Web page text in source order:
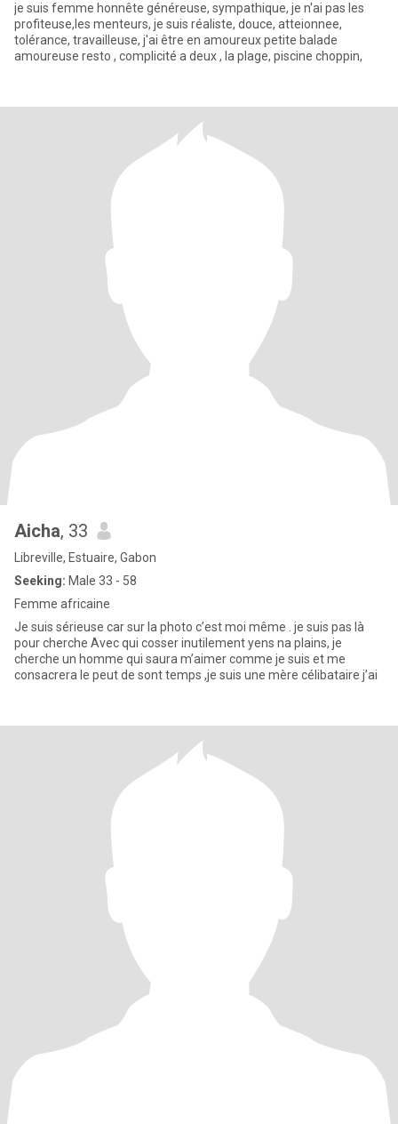
je suis femme honnête généreuse, sympathique, je n'ai pas les
profiteuse,les menteurs, je suis réaliste, douce, atteionnee,
tolérance, travailleuse, j'ai être en amoureux petite balade
amoureuse resto , complicité a deux , la plage, piscine choppin,
Aicha, 33
Libreville, Estuaire, Gabon
Seeking: Male 33 - 58
Femme africaine
Je suis sérieuse car sur la photo c’est moi même . je suis pas là
pour cherche Avec qui cosser inutilement yens na plains, je
cherche un homme qui saura m’aimer comme je suis et me
consacrera le peut de sont temps ,je suis une mère célibataire j’ai